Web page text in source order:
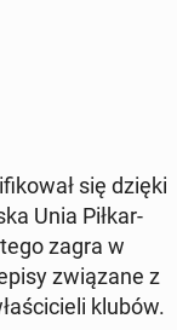
się dzięki
Unia Pił­kar­
zagra w
zwią­za­ne z
klubów.